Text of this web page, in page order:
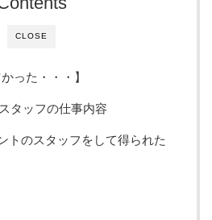
CLOSE
った・・・】
タッフの仕事内容
トのスタッフをして得られた